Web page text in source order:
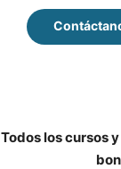
Todos los cursos